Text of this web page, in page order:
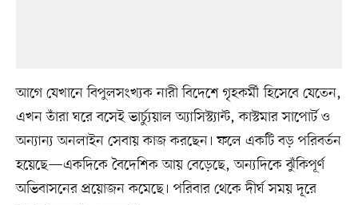
আগে যেখানে বিপুলসংখ্যক নারী বিদেশে গৃহকর্মী হিসেবে যেতেন,
এখন তাঁরা ঘরে বসেই ভার্চ্যুয়াল অ্যাসিস্ট্যান্ট, কাস্টমার সাপোর্ট ও
অন্যান্য অনলাইন সেবায় কাজ করছেন। ফলে একটি বড় পরিবর্তন
হয়েছে—একদিকে বৈদেশিক আয় বেড়েছে, অন্যদিকে ঝুঁকিপূর্ণ
অভিবাসনের প্রয়োজন কমেছে। পরিবার থেকে দীর্ঘ সময় দূরে